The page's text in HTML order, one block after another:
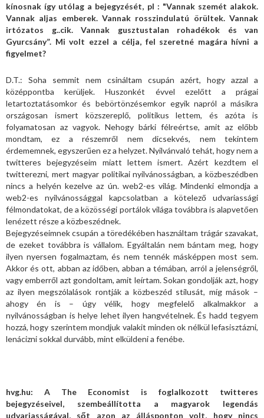
kínosnak így utólag a bejegyzését, pl : "Vannak szemét alakok.
Vannak aljas emberek. Vannak rosszindulatú örültek. Vannak
irtózatos g..cik. Vannak gusztustalan rohadékok és van
Gyurcsány”. Mi volt ezzel a célja, fel szeretné magára hívni a
figyelmet?
D.T.: Soha semmit nem csináltam csupán azért, hogy azzal a
középpontba kerüljek. Huszonkét évvel ezelőtt a prágai
letartoztatásomkor és bebörtönzésemkor egyik napról a másikra
országosan ismert közszereplő, politikus lettem, és azóta is
folyamatosan az vagyok. Nehogy bárki félreértse, amit az előbb
mondtam, ez a részemről nem dicsekvés, nem tekintem
érdememnek, egyszerűen ez a helyzet. Nyilvánvaló tehát, hogy nem a
twitteres bejegyzéseim miatt lettem ismert. Azért kezdtem el
twitterezni, mert magyar politikai nyilvánosságban, a közbeszédben
nincs a helyén kezelve az ún. web2-es világ. Mindenki elmondja a
web2-es nyilvánossággal kapcsolatban a kötelező udvariassági
félmondatokat, de a közösségi portálok világa továbbra is alapvetően
lenézett része a közbeszédnek.
Bejegyzéseimnek csupán a töredékében használtam trágár szavakat,
de ezeket továbbra is vállalom. Egyáltalán nem bántam meg, hogy
ilyen nyersen fogalmaztam, és nem tennék másképpen most sem.
Akkor és ott, abban az időben, abban a témában, arról a jelenségről,
vagy emberről azt gondoltam, amit leírtam. Sokan gondolják azt, hogy
az ilyen megszólalások rontják a közbeszéd stílusát, míg mások –
ahogy én is – úgy vélik, hogy megfelelő alkalmakkor a
nyilvánosságban is helye lehet ilyen hangvételnek. És hadd tegyem
hozzá, hogy szerintem mondjuk valakit minden ok nélkül lefasisztázni,
lenácizni sokkal durvább, mint elküldeni a fenébe.
hvg.hu: A The Economist is foglalkozott twitteres
bejegyzéseivel, szembeállította a magyarok legendás
udvariasságával, sőt azon az állásponton volt, hogy nincs